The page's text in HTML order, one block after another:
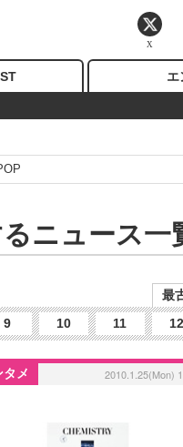
エ
ニュース一
最
9 10 11 12
タメ 2010.1.25(Mon)
X